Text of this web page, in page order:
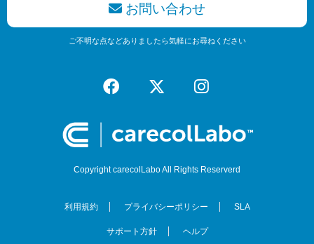
お問い合わせ
ご不明な点などありましたら気軽にお尋ねください
Copyright carecolLabo All Rights Reserverd
利用規約 プライバシーポリシー SLA
サポート方針 ヘルプ